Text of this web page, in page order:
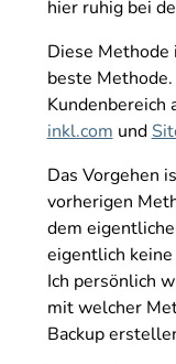
hier ruhig bei
Diese
beste
Kundenbereich
inkl.com und
Das Vorgehen
vorherigen
dem
eigentlich
Ich persönlich
mit welcher
Backup